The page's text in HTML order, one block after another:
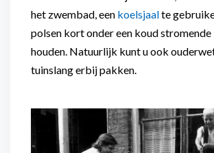
het zwembad, een koelsjaalte
polsen kort onder een koud stromende
houden. Natuurlijk kunt u ook
tuinslang erbij pakken.